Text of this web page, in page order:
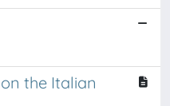
the Italian